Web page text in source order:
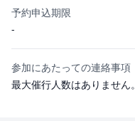
予約申込期限
-
参加にあたっての連絡事項
最大催行人数はありません。